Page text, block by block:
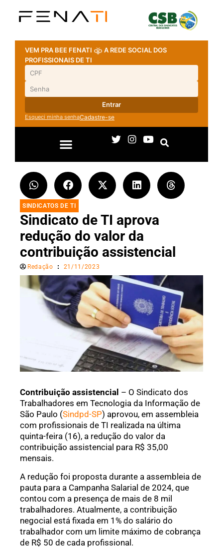
VEM PRA BEE FENATI
A REDE SOCIAL DOS
PROFISSIONAIS DE TI
Entrar
Esqueci minha senhaCadastre-se
SINDICATOS DE TI
Sindicato de TI aprova
redução do valor da
contribuição assistencial
Redação 21/11/2023
Contribuição assistencial – O Sindicato dos
Trabalhadores em Tecnologia da Informação de
São Paulo (Sindpd-SP) aprovou, em assembleia
com profissionais de TI realizada na última
quinta-feira (16), a redução do valor da
contribuição assistencial para R$ 35,00
mensais.
A redução foi proposta durante a assembleia de
pauta para a Campanha Salarial de 2024, que
contou com a presença de mais de 8 mil
trabalhadores. Atualmente, a contribuição
negocial está fixada em 1% do salário do
trabalhador com um limite máximo de cobrança
de R$ 50 de cada profissional.